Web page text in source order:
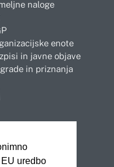
uredbo
naloge
enote
in javne objave
in priznanja
mesto
Gradec